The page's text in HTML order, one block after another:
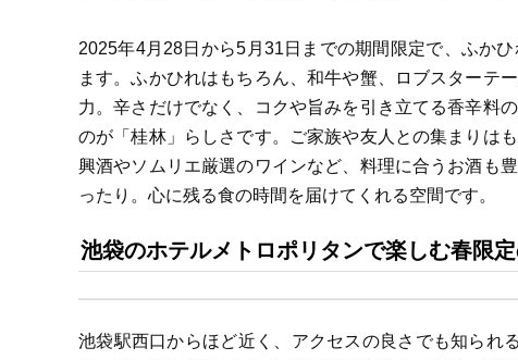
2025年4月28日から5月31日までの期間限定で、ふか
ます。ふかひれはもちろん、和牛や蟹、ロブスターテ
力。辛さだけでなく、コクや旨みを引き立てる香辛料
のが「桂林」らしさです。ご家族や友人との集まりは
興酒やソムリエ厳選のワインなど、料理に合うお酒も
ったり。心に残る食の時間を届けてくれる空間です。
池袋のホテルメトロポリタンで楽しむ春限
池袋駅西口からほど近く、アクセスの良さでも知られ